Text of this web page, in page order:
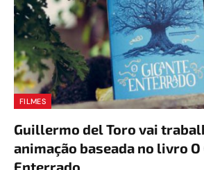
FILMES
Guillermo del Toro vai
animação baseada no livro O
Enterrado